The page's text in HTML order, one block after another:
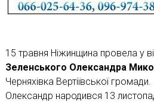
15 травня Ніжинщина провела у
Зеленського Олександра
Черняхівка Вертіївської громади.
Олександр народився 13